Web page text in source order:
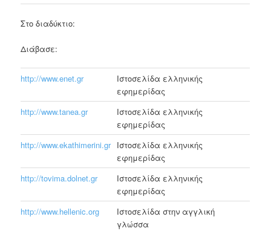
Στο διαδύκτιο:
Διάβασε:
http://www.enet.gr
Ιστοσελίδα ελληνικής
εφημερίδας
http://www.tanea.gr
Ιστοσελίδα ελληνικής
εφημερίδας
http://www.ekathimerini.gr Ιστοσελίδα ελληνικής
εφημερίδας
http://tovima.dolnet.gr
Ιστοσελίδα ελληνικής
εφημερίδας
http://www.hellenic.org
Ιστοσελίδα στην αγγλική
γλώσσα